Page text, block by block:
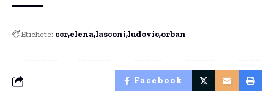
Etichete: ccr elena lasconi ludovic orban
Facebook